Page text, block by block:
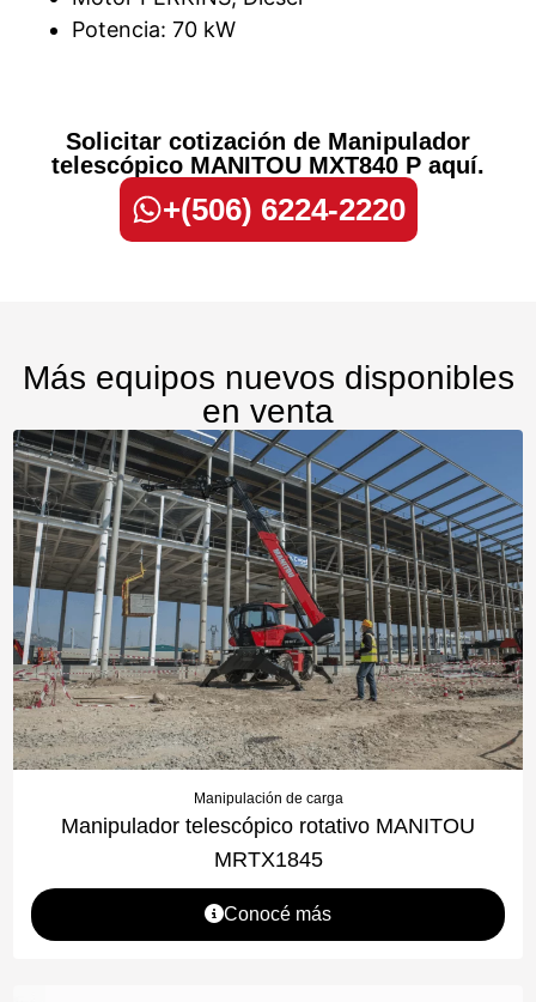
Potencia: 70 kW
Solicitar cotización de Manipulador
telescópico MANITOU MXT840 P aquí.
+(506) 6224-2220
Más equipos nuevos disponibles
en venta
Manipulación de carga
Manipulador telescópico rotativo MANITOU
MRTX1845
Conocé más